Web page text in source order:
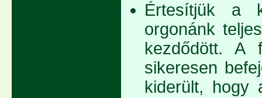
Értesítjük a
orgonánk
kezdődött. A
sikeresen
kiderült, hogy